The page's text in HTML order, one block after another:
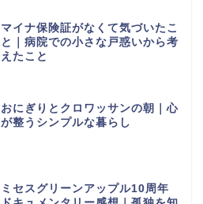
マイナ保険証がなくて気づいたこ
と｜病院での小さな戸惑いから考
えたこと
おにぎりとクロワッサンの朝｜心
が整うシンプルな暮らし
ミセスグリーンアップル10周年